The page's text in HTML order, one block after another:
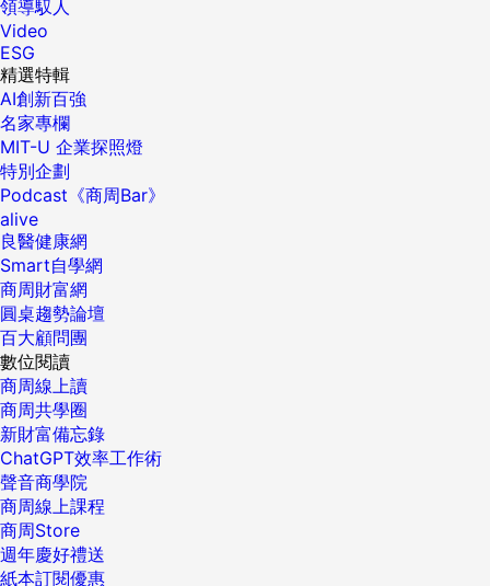
領導馭人
Video
ESG
精選特輯
AI創新百強
名家專欄
MIT-U 企業探照燈
特別企劃
Podcast《商周Bar》
alive
良醫健康網
Smart自學網
商周財富網
圓桌趨勢論壇
百大顧問團
數位閱讀
商周線上讀
商周共學圈
新財富備忘錄
ChatGPT效率工作術
聲音商學院
商周線上課程
商周Store
週年慶好禮送
紙本訂閱優惠